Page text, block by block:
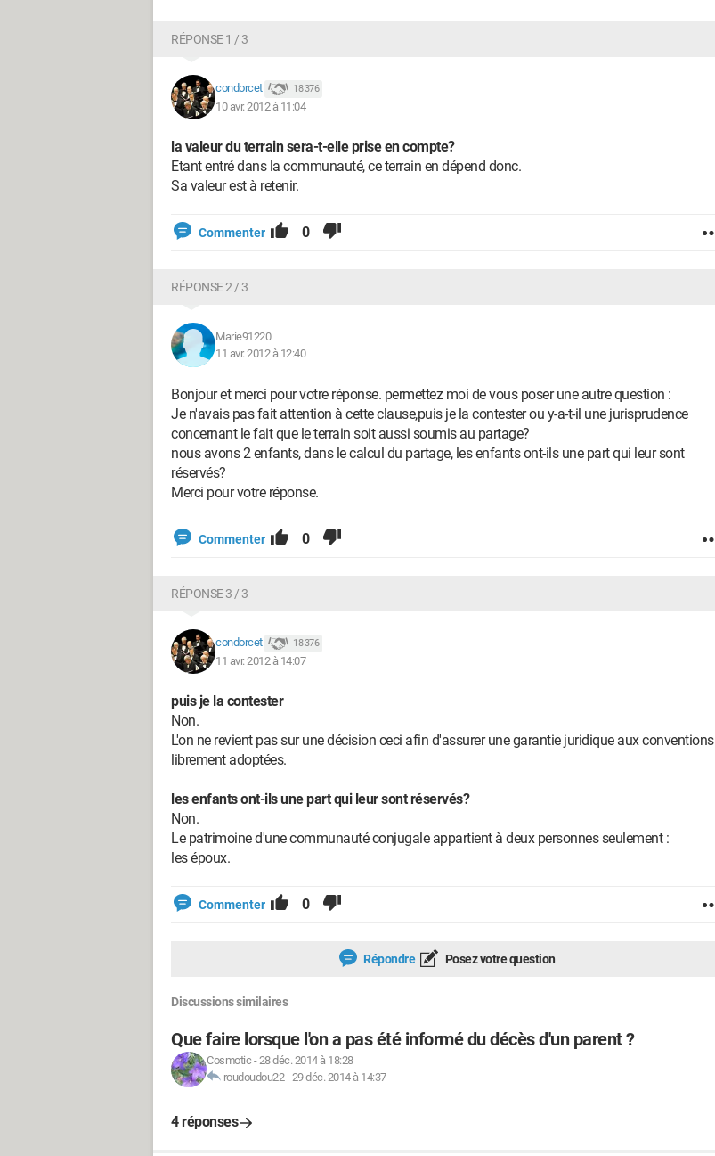
RÉPONSE 1 / 3
condorcet 18 376
10 avr. 2012 à 11:04
la valeur du terrain sera-t-elle prise en compte?
Etant entré dans la communauté, ce terrain en dépend donc.
Sa valeur est à retenir.
Commenter 0
RÉPONSE 2 / 3
Marie91220
11 avr. 2012 à 12:40
Bonjour et merci pour votre réponse. permettez moi de vous poser une autre question :
Je n'avais pas fait attention à cette clause,puis je la contester ou y-a-t-il une jurisprudence
concernant le fait que le terrain soit aussi soumis au partage?
nous avons 2 enfants, dans le calcul du partage, les enfants ont-ils une part qui leur sont
réservés?
Merci pour votre réponse.
Commenter 0
RÉPONSE 3 / 3
condorcet 18 376
11 avr. 2012 à 14:07
puis je la contester
Non.
L'on ne revient pas sur une décision ceci afin d'assurer une garantie juridique aux conventions
librement adoptées.
les enfants ont-ils une part qui leur sont réservés?
Non.
Le patrimoine d'une communauté conjugale appartient à deux personnes seulement :
les époux.
Commenter 0
Répondre Posez votre question
Discussions similaires
Que faire lorsque l'on a pas été informé du décès d'un parent ?
Cosmotic -28 déc. 2014 à 18:28
roudoudou22-29 déc. 2014 à 14:37
4 réponses